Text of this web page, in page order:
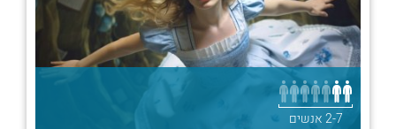
2-7 אנשים